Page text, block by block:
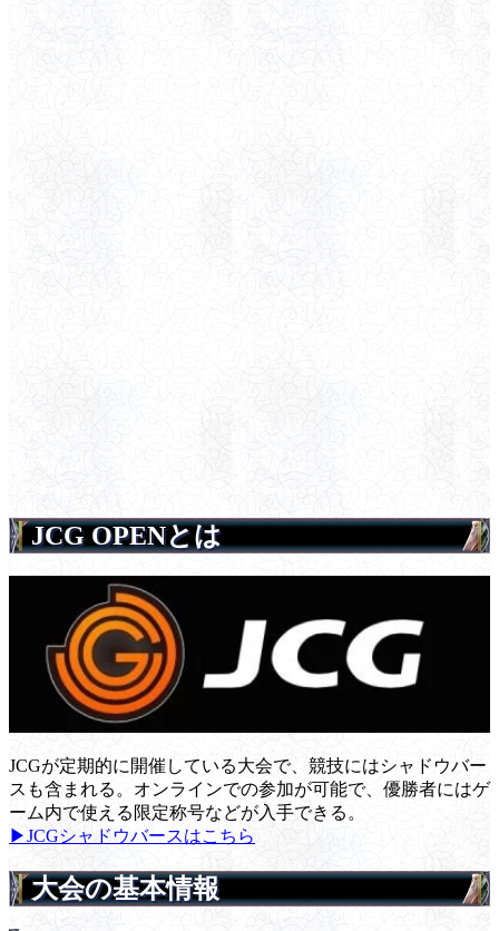
JCG OPENとは
JCGが定期的に開催している大会で、競技にはシャドウバー
スも含まれる。オンラインでの参加が可能で、優勝者にはゲ
ーム内で使える限定称号などが入手できる。
▶JCGシャドウバースはこちら
大会の基本情報